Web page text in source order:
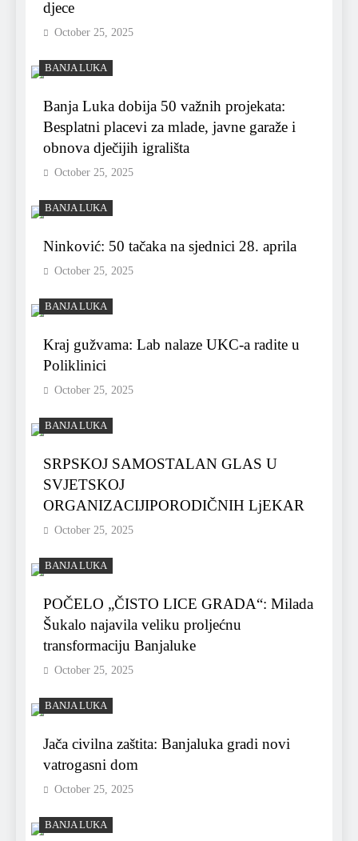
djece
October 25, 2025
BANJA LUKA
Banja Luka dobija 50 važnih projekata:
Besplatni placevi za mlade, javne garaže i
obnova dječijih igrališta
October 25, 2025
BANJA LUKA
Ninković: 50 tačaka na sjednici 28. aprila
October 25, 2025
BANJA LUKA
Kraj gužvama: Lab nalaze UKC-a radite u
Poliklinici
October 25, 2025
BANJA LUKA
SRPSKOJ SAMOSTALAN GLAS U
SVJETSKOJ
ORGANIZACIJIPORODIČNIH LjEKAR
October 25, 2025
BANJA LUKA
POČELO „ČISTO LICE GRADA“: Milada
Šukalo najavila veliku proljećnu
transformaciju Banjaluke
October 25, 2025
BANJA LUKA
Jača civilna zaštita: Banjaluka gradi novi
vatrogasni dom
October 25, 2025
BANJA LUKA